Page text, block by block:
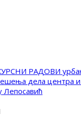
РАДОВИ
дела центра
Лепосавић